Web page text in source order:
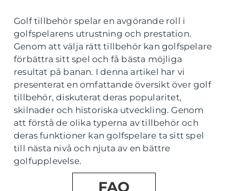
Golf tillbehör spelar en avgörande roll i
golfspelarens utrustning och prestation.
Genom att välja rätt tillbehör kan golfspelare
förbättra sitt spel och få bästa möjliga
resultat på banan. I denna artikel har vi
presenterat en omfattande översikt över golf
tillbehör, diskuterat deras popularitet,
skilnader och historiska utveckling. Genom
att förstå de olika typerna av tillbehör och
deras funktioner kan golfspelare ta sitt spel
till nästa nivå och njuta av en bättre
golfupplevelse.
FAQ